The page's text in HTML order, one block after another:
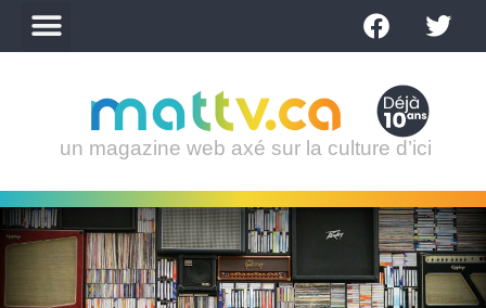
un magazine web axé sur la culture d’ici